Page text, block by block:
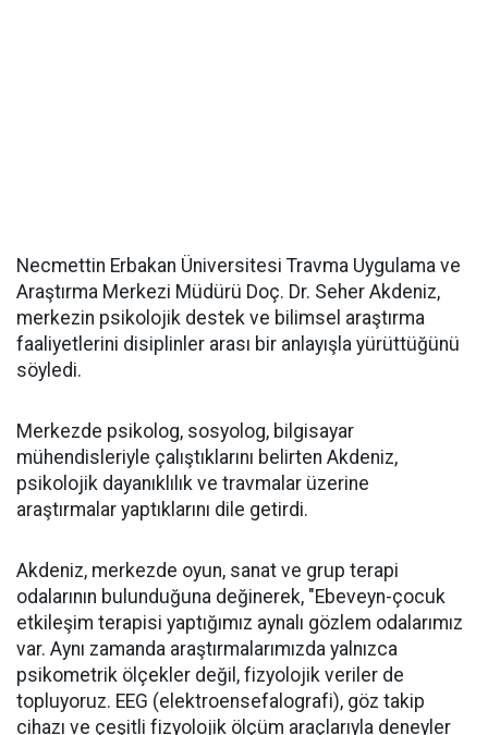
Necmettin Erbakan Üniversitesi Travma Uygulama ve
Araştırma Merkezi Müdürü Doç. Dr. Seher Akdeniz,
merkezin psikolojik destek ve bilimsel araştırma
faaliyetlerini disiplinler arası bir anlayışla yürüttüğünü
söyledi.
Merkezde psikolog, sosyolog, bilgisayar
mühendisleriyle çalıştıklarını belirten Akdeniz,
psikolojik dayanıklılık ve travmalar üzerine
araştırmalar yaptıklarını dile getirdi.
Akdeniz, merkezde oyun, sanat ve grup terapi
odalarının bulunduğuna değinerek, "Ebeveyn-çocuk
etkileşim terapisi yaptığımız aynalı gözlem odalarımız
var. Aynı zamanda araştırmalarımızda yalnızca
psikometrik ölçekler değil, fizyolojik veriler de
topluyoruz. EEG (elektroensefalografi), göz takip
cihazı ve çeşitli fizyolojik ölçüm araçlarıyla deneyler